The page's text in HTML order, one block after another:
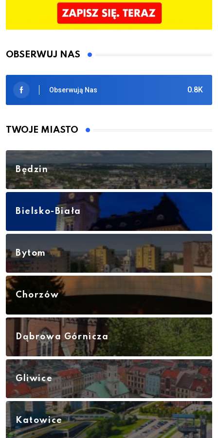
OBSERWUJ NAS
0.8K
Obserwują Nas
TWOJE MIASTO
Będzin
Bielsko-Biała
Bytom
Chorzów
Dąbrowa Górnicza
Gliwice
Katowice